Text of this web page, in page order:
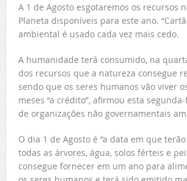
A 1 de Agosto esgotaremos os recursos
Planeta disponíveis para este ano.
ambiental é usado cada vez mais cedo.
A humanidade terá consumido, na
dos recursos que a natureza consegue
sendo que os seres humanos vão viver
meses “a crédito”, afirmou esta
de organizações não governamentais
O dia 1 de Agosto é “a data em que
todas as árvores, água, solos férteis e
consegue fornecer em um ano para